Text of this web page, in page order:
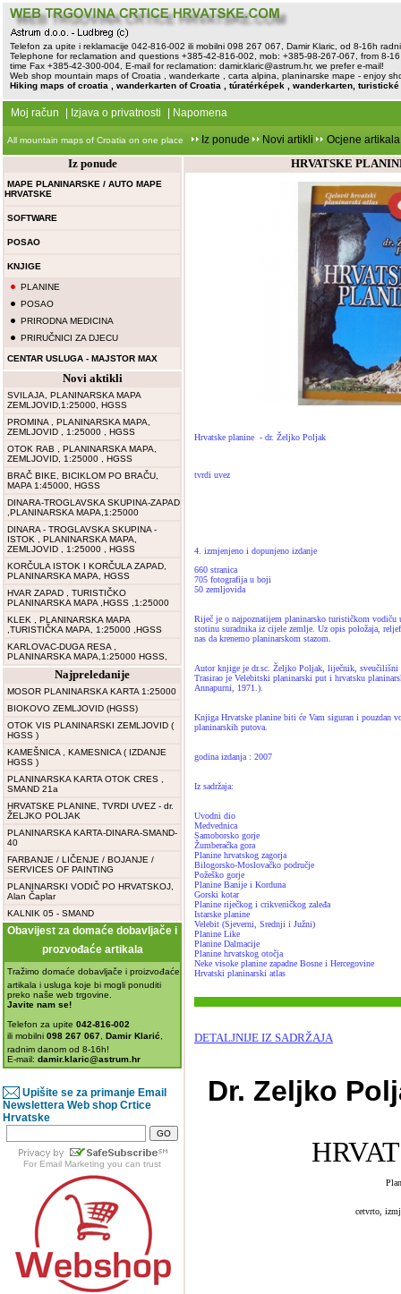
Telefon za upite i reklamacije 042-816-002 ili mobilni 098 267 067, Damir Klaric, od 8-16h
Telephone for reclamation and questions +385-42-816-002, mob: +385-98-267-067, from 8-
time Fax +385-42-300-004, E-mail for reclamation: damir.klaric@astrum.hr, we prefer e-mail!
Web shop mountain maps of Croatia , wanderkarte , carta alpina, planinarske mape - enjoy
Hiking maps of croatia , wanderkarten of Croatia , túratérképek , wanderkarten, turistické
Moj račun Izjava o privatnosti Napomena
All mountain maps of Croatia on one place Iz ponude Novi artikli Ocjene artikala
Iz ponude
MAPE PLANINARSKE / AUTO MAPE
HRVATSKE
SOFTWARE
POSAO
KNJIGE
PLANINE
POSAO
PRIRODNA MEDICINA
PRIRUČNICI ZA DJECU
CENTAR USLUGA - MAJSTOR MAX
Novi aktikli
SVILAJA, PLANINARSKA MAPA
ZEMLJOVID,1:25000, HGSS
PROMINA , PLANINARSKA MAPA,
ZEMLJOVID , 1:25000 , HGSS
OTOK RAB , PLANINARSKA MAPA,
ZEMLJOVID, 1:25000 , HGSS
BRAČ BIKE, BICIKLOM PO BRAČU,
MAPA 1:45000, HGSS
DINARA-TROGLAVSKA SKUPINA-ZAPAD
,PLANINARSKA MAPA,1:25000
DINARA - TROGLAVSKA SKUPINA -
ISTOK , PLANINARSKA MAPA,
ZEMLJOVID , 1:25000 , HGSS
KORČULA ISTOK I KORČULA ZAPAD,
PLANINARSKA MAPA, HGSS
HVAR ZAPAD , TURISTIČKO
PLANINARSKA MAPA ,HGSS ,1:25000
KLEK , PLANINARSKA MAPA
,TURISTIČKA MAPA, 1:25000 ,HGSS
KARLOVAC-DUGA RESA ,
PLANINARSKA MAPA,1:25000 HGSS,
Najpreledanije
MOSOR PLANINARSKA KARTA 1:25000
BIOKOVO ZEMLJOVID (HGSS)
OTOK VIS PLANINARSKI ZEMLJOVID (
HGSS )
KAMEŠNICA , KAMESNICA ( IZDANJE
HGSS )
PLANINARSKA KARTA OTOK CRES ,
SMAND 21a
HRVATSKE PLANINE, TVRDI UVEZ - dr.
ŽELJKO POLJAK
PLANINARSKA KARTA-DINARA-SMAND-
40
FARBANJE / LIČENJE / BOJANJE /
SERVICES OF PAINTING
PLANINARSKI VODIČ PO HRVATSKOJ,
Alan Čaplar
KALNIK 05 - SMAND
Obavijest za domaće dobavljače i
prozvođaće artikala
Tražimo domaće dobavljače i proizvođaće
artikala i usluga koje bi mogli ponuditi
preko naše web trgovine.
Javite nam se!
Telefon za upite 042-816-002
ili mobilni 098 267 067 Damir Klarić
radnim danom od 8-16h!
E-mail: damir.klaric@astrum.hr
Upišite se za primanje Email
Newslettera Web shop Crtice
Hrvatske
For Email Marketing you can trust
HRVATSKE
Hrvatske planine - dr. Željko Poljak
tvrdi uvez
4. izmjenjeno i dopunjeno izdanje
660 stranica
705 fotografija u boji
50 zemljovida
Riječ je o najpoznatijem planinarsko turističkom vodiču
stotinu suradnika iz cijele zemlje. Uz opis položaja,
nas da krenemo planinarskom stazom.
Autor knjige je dr.sc. Željko Poljak, liječnik,
Trasirao je Velebitski planinarski put i hrvatsku
Annapurni, 1971.).
Knjiga Hrvatske planine biti će Vam siguran i pouzdan
planinarskih putova.
godina izdanja : 2007
Iz sadržaja:
Uvodni dio
Medvednica
Samoborsko gorje
Žumberačka gora
Planine hrvatskog zagorja
Bilogorsko-Moslovačko područje
Požeško gorje
Planine Banije i Korduna
Gorski kotar
Planine riječkog i crikveničkog zaleđa
Istarske planine
Velebit (Sjeverni, Srednji i Južni)
Planine Like
Planine Dalmacije
Planine hrvatskog otočja
Neke visoke planine zapadne Bosne i Hercegovine
Hrvatski planinarski atlas
DETALJNIJE IZ SADRŽAJA
Dr. Zeljko
cetvrto,